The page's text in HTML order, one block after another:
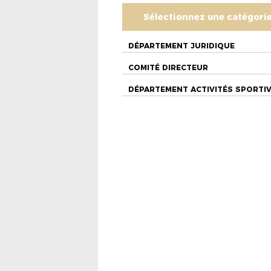
Sélectionnez une
DÉPARTEMENT JURIDIQUE
COMITÉ DIRECTEUR
DÉPARTEMENT ACTIVITÉS